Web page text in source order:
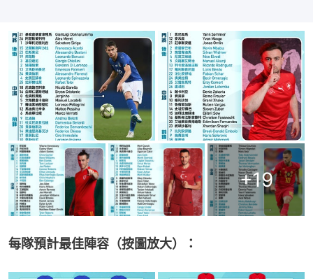
+19
每隊預計最佳陣容（按圖放大）：